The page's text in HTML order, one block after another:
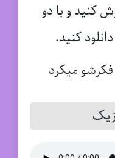
کنید و با دو
کنید.